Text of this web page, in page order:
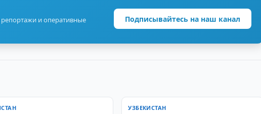
и оперативные
Подписывайтесь на наш канал
УЗБЕКИСТАН